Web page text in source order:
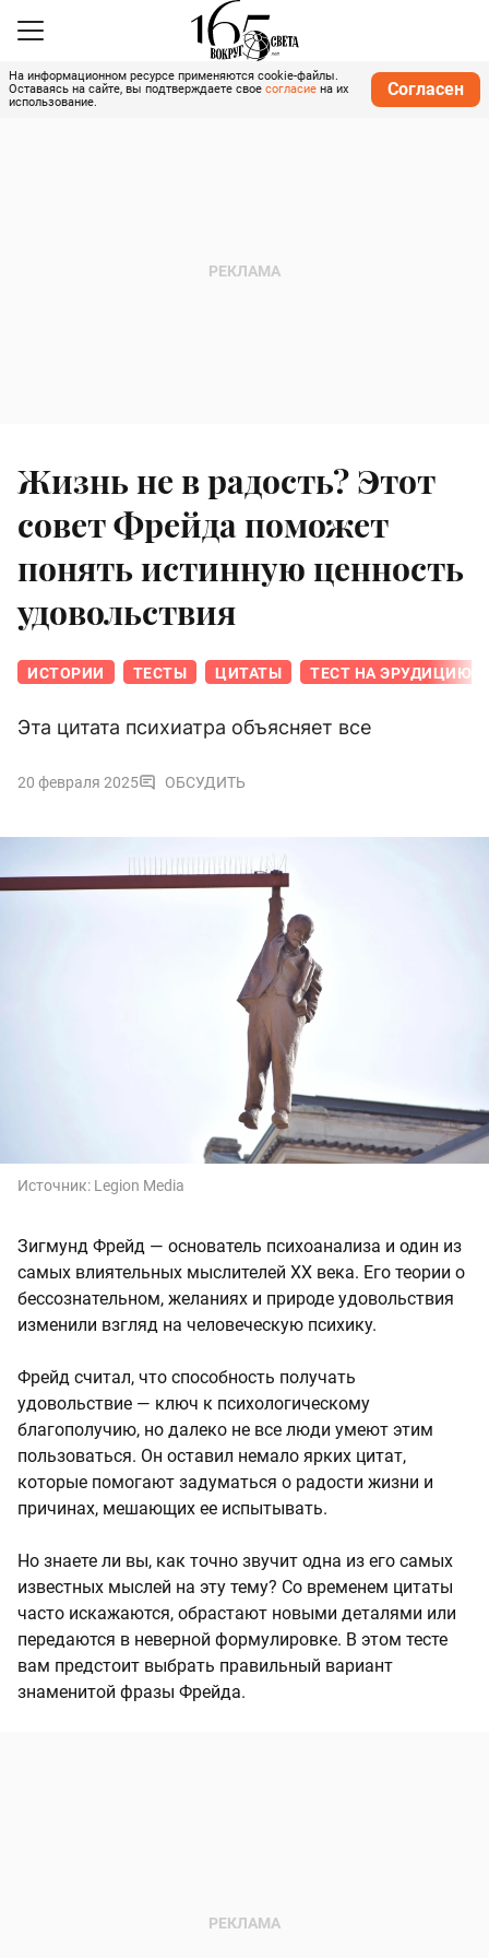
На информационном ресурсе применяются cookie-файлы.
Оставаясь на сайте, вы подтверждаете свое согласие на их
использование.
Согласен
Жизнь не в радость? Этот
совет Фрейда поможет
понять истинную ценность
удовольствия
ИСТОРИИ ТЕСТЫ ЦИТАТЫ ТЕСТ НА ЭРУДИЦИЮ
Эта цитата психиатра объясняет все
20 февраля 2025 ОБСУДИТЬ
Источник: Legion Media
Зигмунд Фрейд — основатель психоанализа и один из
самых влиятельных мыслителей XX века. Его теории о
бессознательном, желаниях и природе удовольствия
изменили взгляд на человеческую психику.
Фрейд считал, что способность получать
удовольствие — ключ к психологическому
благополучию, но далеко не все люди умеют этим
пользоваться. Он оставил немало ярких цитат,
которые помогают задуматься о радости жизни и
причинах, мешающих ее испытывать.
Но знаете ли вы, как точно звучит одна из его самых
известных мыслей на эту тему? Со временем цитаты
часто искажаются, обрастают новыми деталями или
передаются в неверной формулировке. В этом тесте
вам предстоит выбрать правильный вариант
знаменитой фразы Фрейда.